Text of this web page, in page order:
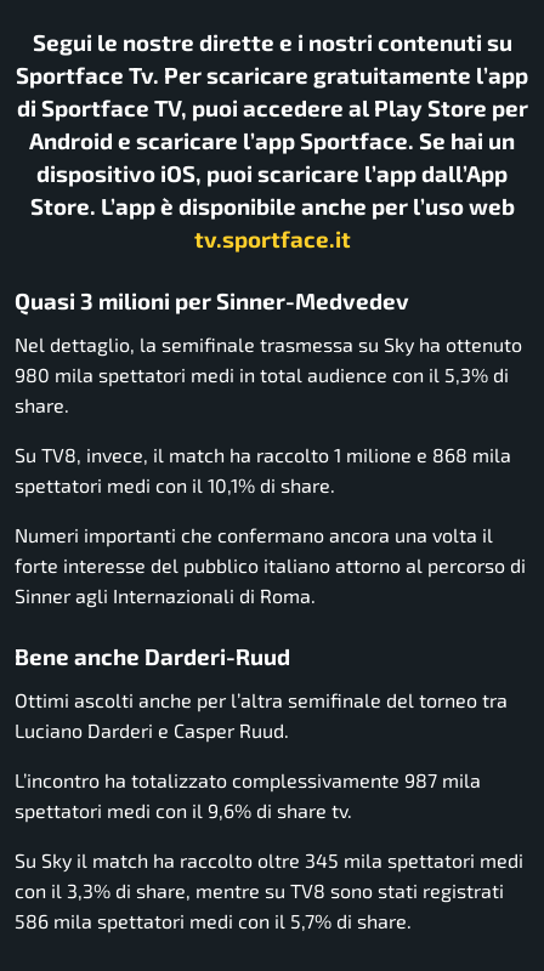
Segui le nostre dirette e i nostri contenuti su
Sportface Tv. Per scaricare gratuitamente l’app
di Sportface TV, puoi accedere al Play Store per
Android e scaricare l’app Sportface. Se hai un
dispositivo iOS, puoi scaricare l’app dall’App
Store. L’app è disponibile anche per l’uso web
tv.sportface.it
Quasi 3 milioni per Sinner-Medvedev
Nel dettaglio, la semifinale trasmessa su Sky ha ottenuto
980 mila spettatori medi in total audience con il 5,3% di
share.
Su TV8, invece, il match ha raccolto 1 milione e 868 mila
spettatori medi con il 10,1% di share.
Numeri importanti che confermano ancora una volta il
forte interesse del pubblico italiano attorno al percorso di
Sinner agli Internazionali di Roma.
Bene anche Darderi-Ruud
Ottimi ascolti anche per l’altra semifinale del torneo tra
Luciano Darderi e Casper Ruud
L’incontro ha totalizzato complessivamente 987 mila
spettatori medi con il 9,6% di share tv.
Su Sky il match ha raccolto oltre 345 mila spettatori medi
con il 3,3% di share, mentre su TV8 sono stati registrati
586 mila spettatori medi con il 5,7% di share.